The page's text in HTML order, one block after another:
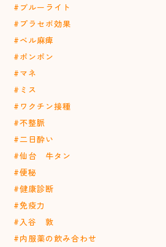
#ブルーライト
#プラセボ効果
#ベル麻痺
#ポンポン
#マネ
#ミス
#ワクチン接種
#不整脈
#二日酔い
#仙台 牛タン
#便秘
#健康診断
#免疫力
#入谷 敦
#内服薬の飲み合わせ